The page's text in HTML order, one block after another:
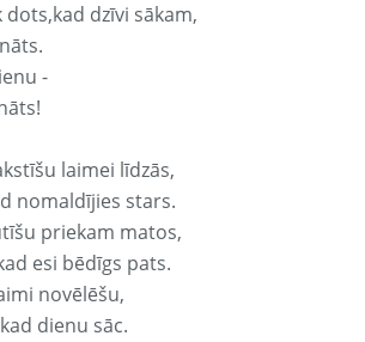
dzīvi sākam,
-
laimei līdzās,
nomaldījies stars.
priekam matos,
esi bēdīgs pats.
novēlēšu,
dienu sāc.